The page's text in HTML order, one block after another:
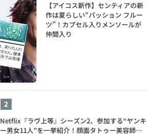
【アイコス新作】センティアの新
作は夏らしい“パッション フルー
ツ”！カプセル入りメンソールが
仲間入り
Netflix『ラヴ上等』シーズン2、参加する“ヤンキ
ー男女11人”を一挙紹介！顔面タトゥー美容師、